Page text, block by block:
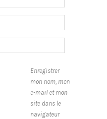
Enregistrer
mon nom, mon
e-mail et mon
site dans le
navigateur